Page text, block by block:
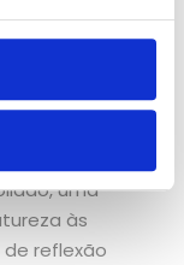
e
de zoom
fáceis de
uma
às
reflexão